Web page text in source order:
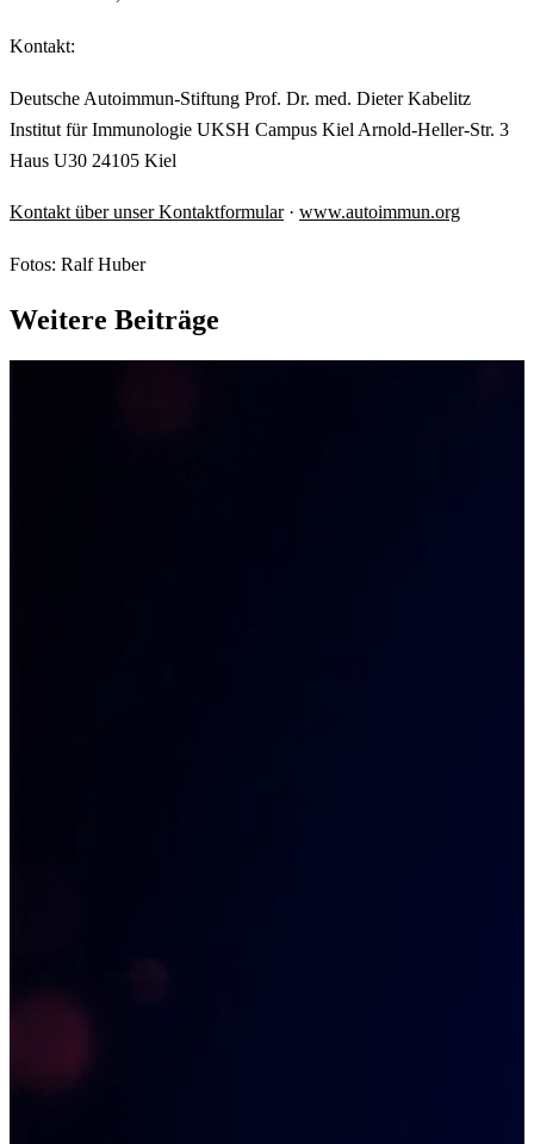
Kontakt:
Deutsche Autoimmun-Stiftung Prof. Dr. med. Dieter Kabelitz
Institut für Immunologie UKSH Campus Kiel Arnold-Heller-Str. 3
Haus U30 24105 Kiel
Kontakt über unser Kontaktformular· www.autoimmun.org
Fotos: Ralf Huber
Weitere Beiträge